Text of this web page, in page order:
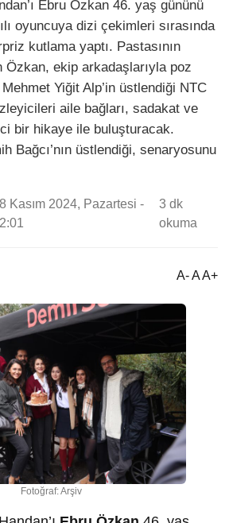
Ebru Özkan 46. yaş gününü
oyuncuya dizi çekimleri sırasında
kutlama yaptı. Pastasının
Özkan, ekip arkadaşlarıyla poz
Mehmet Yiğit Alp’in üstlendiği NTC
aile bağları, sadakat ve
bir hikaye ile buluşturacak.
Bağcı’nın üstlendiği, senaryosunu
Kasım 2024, Pazartesi -
3 dk
okuma
A- A A+
Fotoğraf: Arşiv